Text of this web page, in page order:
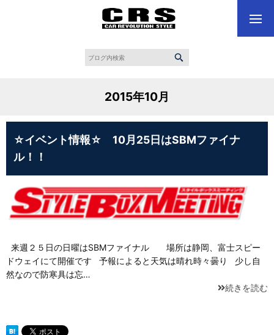
2015年10月
☆イベント情報☆ 10月25日はSBMファイナ
ル！！
来週２５日の日曜はSBMファイナル 場所は静岡、富士スピー
ドウェイにて開催です 予報によると天気は晴れ時々曇り 少し自
然なので防寒具は忘…
続きを読む